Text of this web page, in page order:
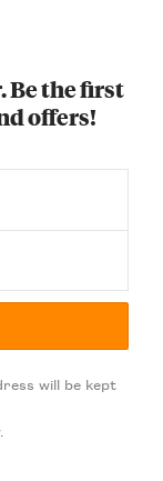
Be the first
offers!
will be kept